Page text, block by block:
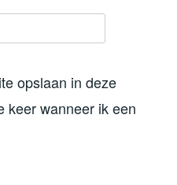
opslaan in deze
keer wanneer ik een